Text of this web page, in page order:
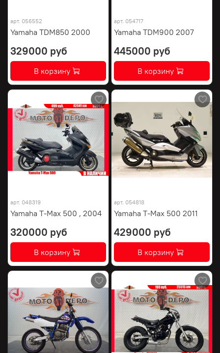
арт. 056552
Yamaha TDM850 2000
329000 руб
В корзину
арт. 054717
Yamaha TDM900 2007
445000 руб
В корзину
арт. 048319
Yamaha T-Max 500 , 2004
320000 руб
В корзину
арт. 054818
Yamaha T-Max 500 2011
429000 руб
В корзину